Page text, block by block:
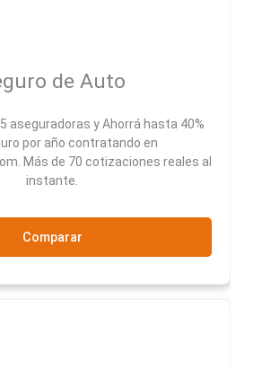
de Auto
aseguradoras y Ahorrá hasta 40%
por año contratando en
Más de 70 cotizaciones reales al
instante.
Comparar